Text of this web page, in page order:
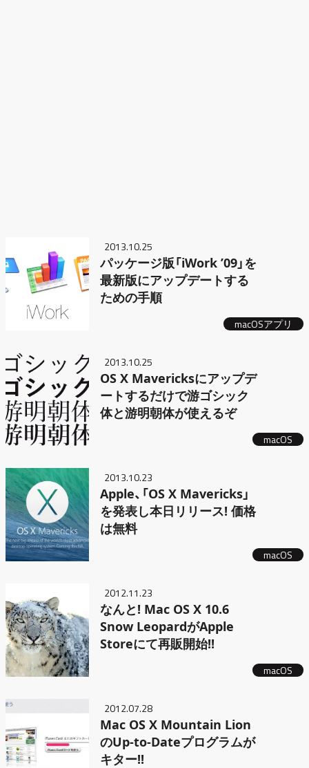
2013.10.25
パッケージ版「iWork ’09」を
最新版にアップデートする
ための手順
macOSアプリ
2013.10.25
OS X Mavericksにアップデ
ートするだけで游ゴシック
体と游明朝体が使えるぞ
macOS
2013.10.23
Apple、「OS X Mavericks」
を発表し本日リリース! 価格
は無料
macOS
2012.11.23
なんと! Mac OS X 10.6
Snow LeopardがApple
Storeにて再販開始!!
macOS
2012.07.28
Mac OS X Mountain Lion
のUp-to-Dateプログラムが
キター!!